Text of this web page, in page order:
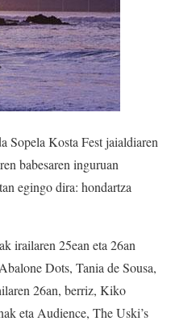
Sopela Kosta Fest jaialdiaren
babesaren inguruan
egingo dira: hondartza
irailaren 25ean eta 26an
Dots, Tania de Sousa,
26an, berriz, Kiko
eta Audience, The Uski’s